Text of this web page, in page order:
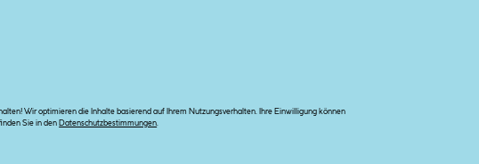
Wir optimieren die Inhalte basierend auf Ihrem Nutzungsverhalten. Ihre Einwilligung können
Sie in den Datenschutzbestimmungen.